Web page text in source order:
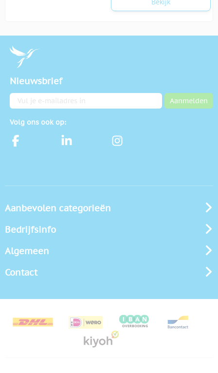
Nieuwsbrief
E-mailadres Aanmelden
Volg ons ook op:
Aanbevolen categorieën
Bedrijfsinfo
Algemeen
Contact